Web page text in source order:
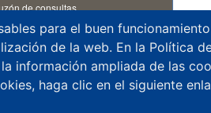
de consultas
y notificaciones
del CSN
para el buen
de la web. En la Política
información ampliada de las
haga clic en el siguiente